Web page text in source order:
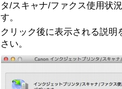
タ/スキャナ/ファクス使用状
す。
クリック後に表示される説
さい。